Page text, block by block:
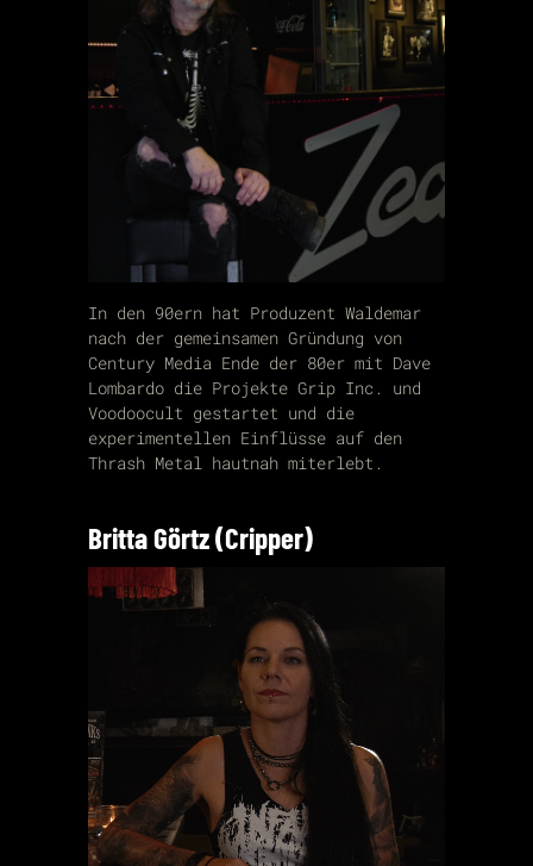
In den 90ern hat Produzent Waldemar
nach der gemeinsamen Gründung von
Century Media Ende der 80er mit Dave
Lombardo die Projekte Grip Inc. und
Voodoocult gestartet und die
experimentellen Einflüsse auf den
Thrash Metal hautnah miterlebt.
Britta Görtz (Cripper)